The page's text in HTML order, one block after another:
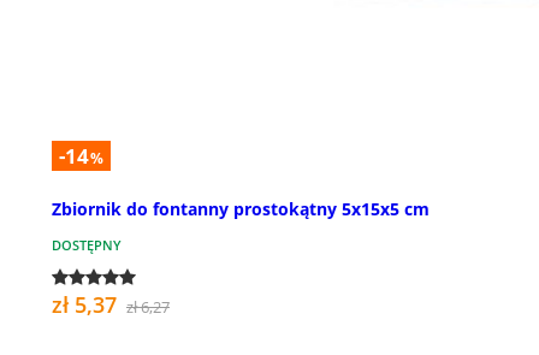
-14%
Zbiornik do fontanny prostokątny 5x15x5 cm
DOSTĘPNY
zł 5,37 zł 6,27